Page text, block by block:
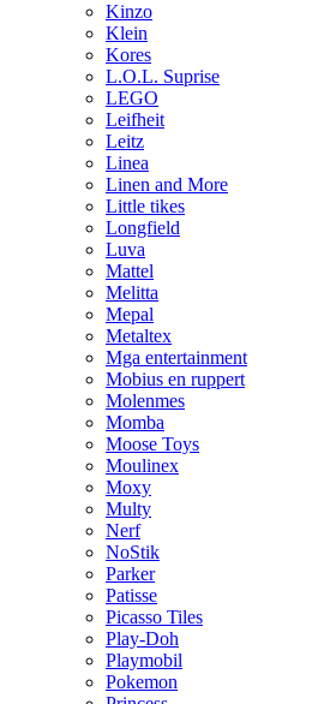
Kinzo
Klein
Kores
L.O.L. Suprise
LEGO
Leifheit
Leitz
Linea
Linen and More
Little tikes
Longfield
Luva
Mattel
Melitta
Mepal
Metaltex
Mga entertainment
Mobius en ruppert
Molenmes
Momba
Moose Toys
Moulinex
Moxy
Multy
Nerf
NoStik
Parker
Patisse
Picasso Tiles
Play-Doh
Playmobil
Pokemon